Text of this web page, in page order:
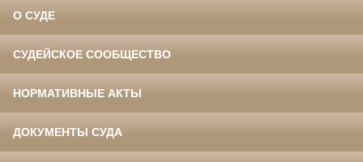
О СУДЕ
СУДЕЙСКОЕ СООБЩЕСТВО
НОРМАТИВНЫЕ АКТЫ
ДОКУМЕНТЫ СУДА